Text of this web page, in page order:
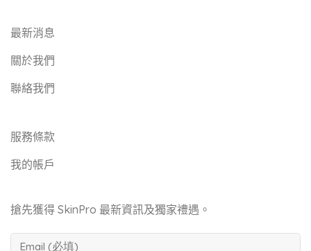
最新消息
關於我們
聯絡我們
服務條款
我的帳戶
搶先獲得 SkinPro 最新資訊及獨家禮遇。